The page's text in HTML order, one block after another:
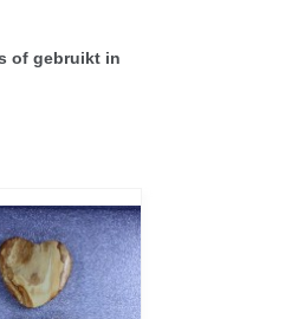
of gebruikt in